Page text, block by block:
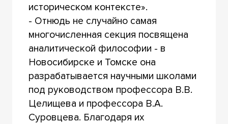
историческом контексте».
- Отнюдь не случайно самая
многочисленная секция посвящена
аналитической философии - в
Новосибирске и Томске она
разрабатывается научными школами
под руководством профессора В.В.
Целищева и профессора В.А.
Суровцева. Благодаря их